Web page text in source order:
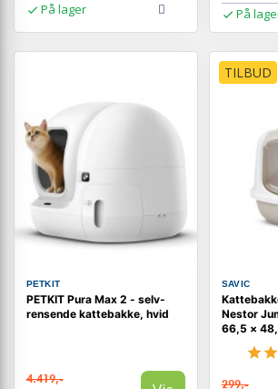
På lager På
PETKIT
PETKIT Pura Max 2 - selv-
rensende kattebakke, hvid
4.419,-
TILBUD
SAVIC
Nestor
66,5 ×
299,-